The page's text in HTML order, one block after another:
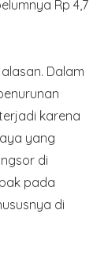
Rp 4,7
Dalam
karena
yang
di
pada
di